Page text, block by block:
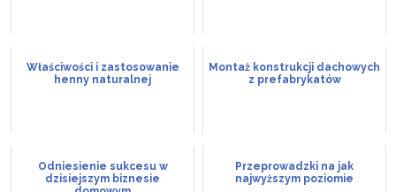
Właściwości i zastosowanie
henny naturalnej
Montaż konstrukcji dachowych
z prefabrykatów
Odniesienie sukcesu w
dzisiejszym biznesie
Przeprowadzki na jak
najwyższym poziomie